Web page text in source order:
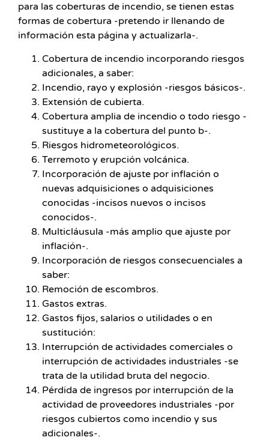
para las coberturas de incendio, se tienen estas
formas de cobertura -pretendo ir llenando de
información esta página y actualizarla-.
Cobertura de incendio incorporando riesgos
adicionales, a saber:
Incendio, rayo y explosión -riesgos básicos-.
Extensión de cubierta.
Cobertura amplia de incendio o todo riesgo -
sustituye a la cobertura del punto b-.
Riesgos hidrometeorológicos.
Terremoto y erupción volcánica.
Incorporación de ajuste por inflación o
nuevas adquisiciones o adquisiciones
conocidas -incisos nuevos o incisos
conocidos-.
Multicláusula -más amplio que ajuste por
inflación-.
Incorporación de riesgos consecuenciales a
saber:
Remoción de escombros.
Gastos extras.
Gastos fijos, salarios o utilidades o en
sustitución:
Interrupción de actividades comerciales o
interrupción de actividades industriales -se
trata de la utilidad bruta del negocio.
Pérdida de ingresos por interrupción de la
actividad de proveedores industriales -por
riesgos cubiertos como incendio y sus
adicionales-.